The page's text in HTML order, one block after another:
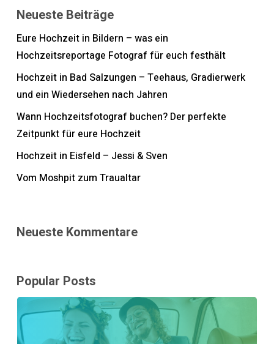
Neueste Beiträge
Eure Hochzeit in Bildern – was ein
Hochzeitsreportage Fotograf für euch festhält
Hochzeit in Bad Salzungen – Teehaus, Gradierwerk
und ein Wiedersehen nach Jahren
Wann Hochzeitsfotograf buchen? Der perfekte
Zeitpunkt für eure Hochzeit
Hochzeit in Eisfeld – Jessi & Sven
Vom Moshpit zum Traualtar
Neueste Kommentare
Popular Posts